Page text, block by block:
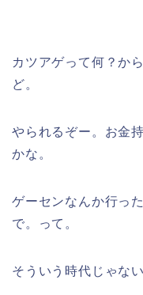
カツアゲって何？か
ど。
やられるぞー。お金
かな。
ゲーセンなんか行っ
で。って。
そういう時代じゃな